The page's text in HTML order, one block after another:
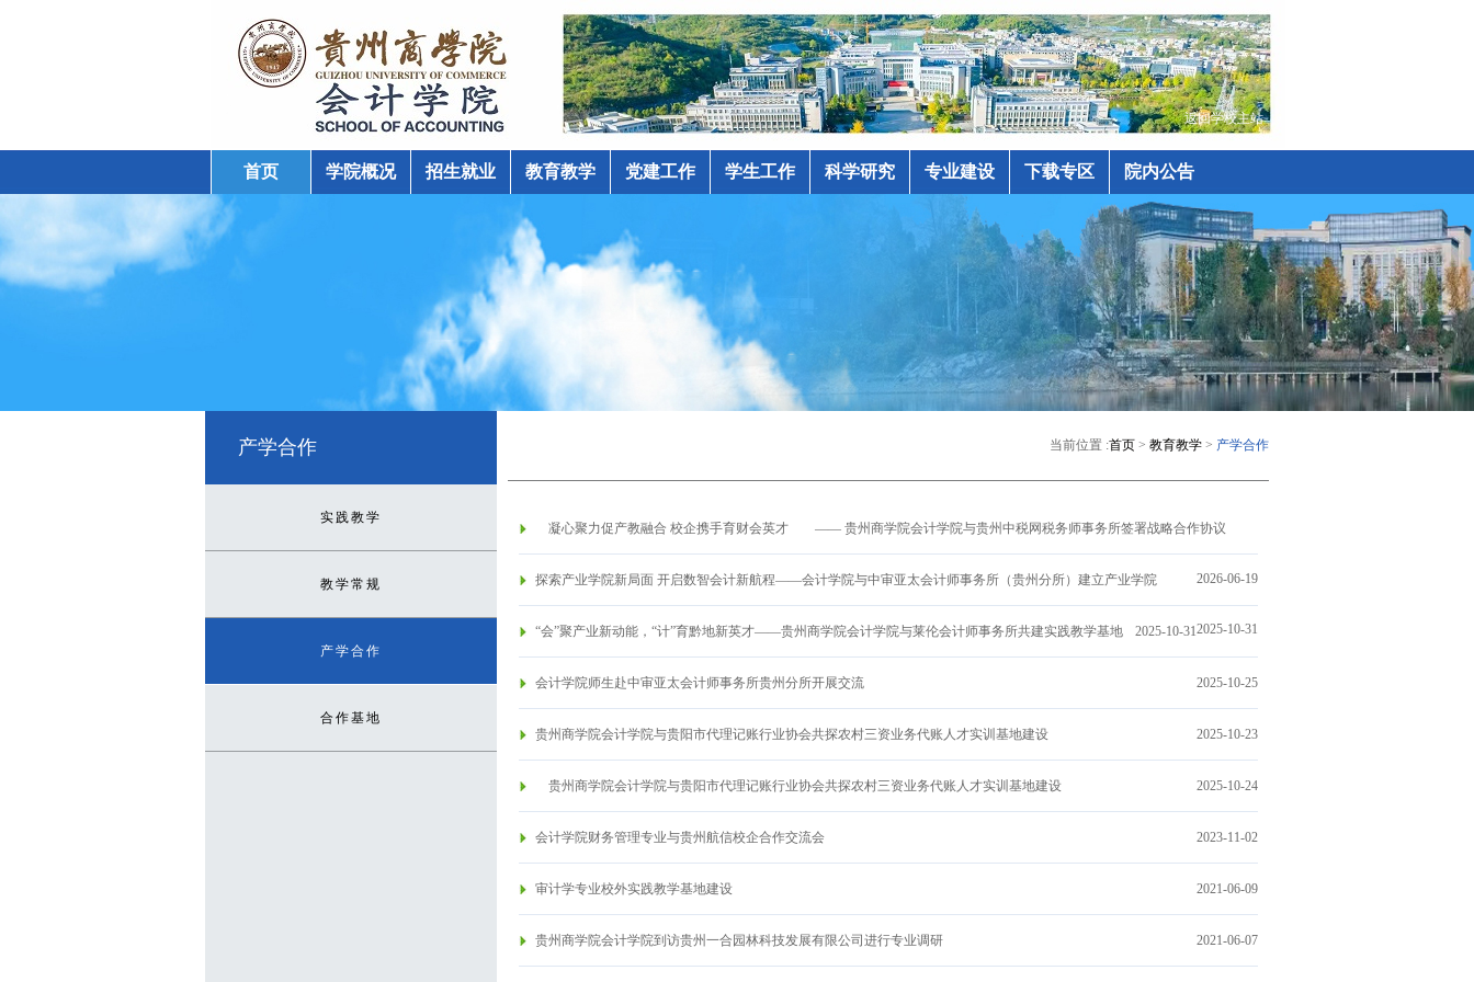
返回学校主站
首页 学院概况 招生就业 教育教学 党建工作 学生工作 科学研究 专业建设 下载专区 院内公告
产学合作
实践教学
教学常规
产学合作
合作基地
当前位置 :首页 > 教育教学 > 产学合作
凝心聚力促产教融合 校企携手育财会英才 —— 贵州商学院会计学院与贵州中税网税务师事务所签署战略合作协议
2026-06-19
探索产业学院新局面 开启数智会计新航程——会计学院与中审亚太会计师事务所（贵州分所）建立产业学院
2025-10-31
“会”聚产业新动能，“计”育黔地新英才——贵州商学院会计学院与莱伦会计师事务所共建实践教学基地 2025-10-31
会计学院师生赴中审亚太会计师事务所贵州分所开展交流 2025-10-25
贵州商学院会计学院与贵阳市代理记账行业协会共探农村三资业务代账人才实训基地建设 2025-10-23
贵州商学院会计学院与贵阳市代理记账行业协会共探农村三资业务代账人才实训基地建设 2025-10-24
会计学院财务管理专业与贵州航信校企合作交流会 2023-11-02
审计学专业校外实践教学基地建设 2021-06-09
贵州商学院会计学院到访贵州一合园林科技发展有限公司进行专业调研 2021-06-07